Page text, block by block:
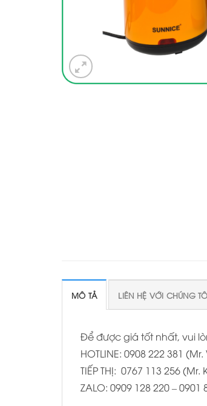
MÔ TẢ LIÊN HỆ VỚI CHÚNG
Để được giá tốt nhất, vui
HOTLINE: 0908 222 381
TIẾP THỊ: 0767 113 256
ZALO: 0909 128 220 – 0901